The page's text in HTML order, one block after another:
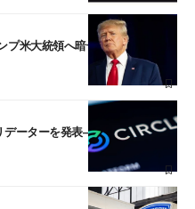
米大統領へ暗号資産事業の売却
データーを発表――ブラックロッ